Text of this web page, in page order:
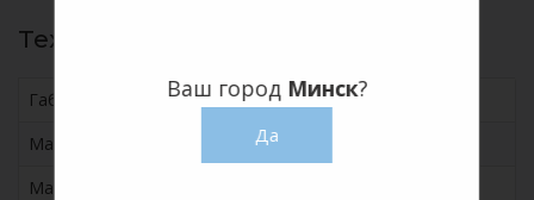
Технические характеристики:
Габариты ШхГхВ, мм
900х900х740
Материал опоры
Материал столешницы
Ваш город Минск?
Да